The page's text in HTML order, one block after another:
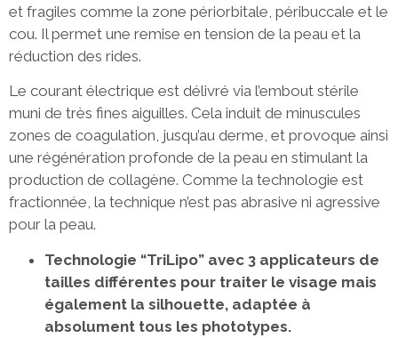
et fragiles comme la zone périorbitale, péribuccale et le
cou. Il permet une remise en tension de la peau et la
réduction des rides.
Le courant électrique est délivré via l’embout stérile
muni de très fines aiguilles. Cela induit de minuscules
zones de coagulation, jusqu’au derme, et provoque ainsi
une régénération profonde de la peau en stimulant la
production de collagène. Comme la technologie est
fractionnée, la technique n’est pas abrasive ni agressive
pour la peau.
Technologie “TriLipo” avec 3 applicateurs de
tailles différentes pour traiter le visage mais
également la silhouette, adaptée à
absolument tous les phototypes.